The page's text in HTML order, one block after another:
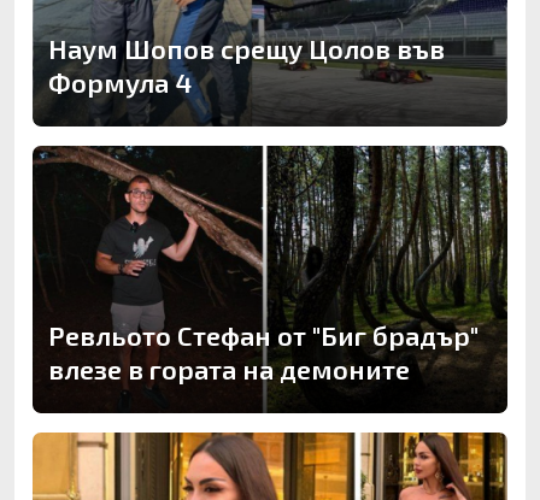
Наум Шопов срещу Цолов във
Формула 4
Ревльото Стефан от "Биг брадър"
влезе в гората на демоните